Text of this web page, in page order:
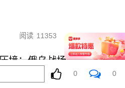
阅读 11353 08-04
境：俄乌战场上的\"蜂群
与东大启示
0 0